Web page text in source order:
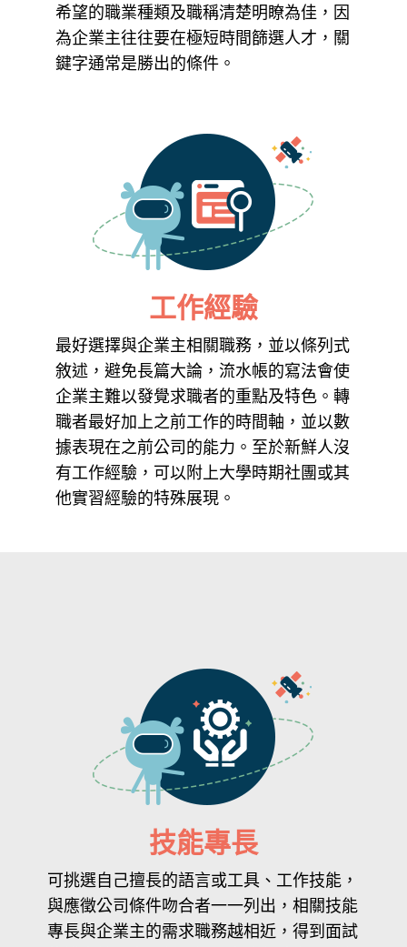
希望的職業種類及職稱清楚明瞭為佳，因
為企業主往往要在極短時間篩選人才，關
鍵字通常是勝出的條件。
工作經驗
最好選擇與企業主相關職務，並以條列式
敘述，避免長篇大論，流水帳的寫法會使
企業主難以發覺求職者的重點及特色。轉
職者最好加上之前工作的時間軸，並以數
據表現在之前公司的能力。至於新鮮人沒
有工作經驗，可以附上大學時期社團或其
他實習經驗的特殊展現。
技能專長
可挑選自己擅長的語言或工具、工作技能，
與應徵公司條件吻合者一一列出，相關技能
專長與企業主的需求職務越相近，得到面試